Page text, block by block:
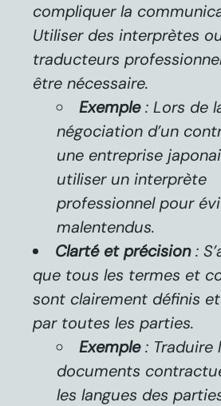
compliquer la
Utiliser des interprètes
traducteurs
être nécessaire.
Exemple: Lors de
négociation d’un
une entreprise
utiliser un interprète
professionnel pour
malentendus.
Clarté et précision:
que tous les termes et
sont clairement définis
par toutes les parties.
Exemple: Traduire
documents
les langues des